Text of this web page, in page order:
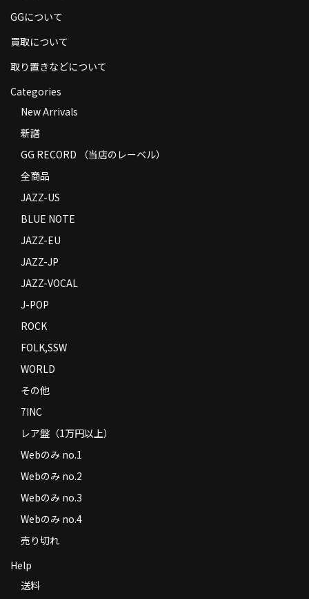
お支払い方法
返品
Privacy Policy
特定商取引法に基づく表示
GGについて
買取について
取り置きなどについて
Categories
New Arrivals
新譜
GG RECORD （当店のレーベル）
全商品
JAZZ-US
BLUE NOTE
JAZZ-EU
JAZZ-JP
JAZZ-VOCAL
J-POP
ROCK
FOLK,SSW
WORLD
その他
7INC
レア盤（1万円以上）
Webのみ no.1
Webのみ no.2
Webのみ no.3
Webのみ no.4
売り切れ
Help
送料